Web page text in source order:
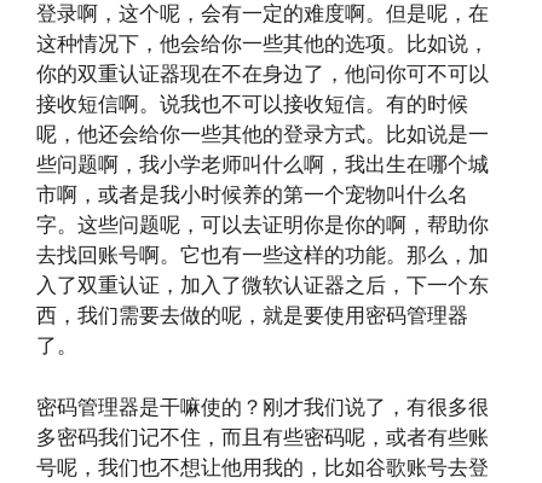
登录啊，这个呢，会有一定的难度啊。但是呢，在
这种情况下，他会给你一些其他的选项。比如说，
你的双重认证器现在不在身边了，他问你可不可以
接收短信啊。说我也不可以接收短信。有的时候
呢，他还会给你一些其他的登录方式。比如说是一
些问题啊，我小学老师叫什么啊，我出生在哪个城
市啊，或者是我小时候养的第一个宠物叫什么名
字。这些问题呢，可以去证明你是你的啊，帮助你
去找回账号啊。它也有一些这样的功能。那么，加
入了双重认证，加入了微软认证器之后，下一个东
西，我们需要去做的呢，就是要使用密码管理器
了。
密码管理器是干嘛使的？刚才我们说了，有很多很
多密码我们记不住，而且有些密码呢，或者有些账
号呢，我们也不想让他用我的，比如谷歌账号去登